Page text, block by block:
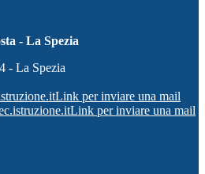
- La Spezia
- La Spezia
Link per inviare una mail
Link per inviare una mail